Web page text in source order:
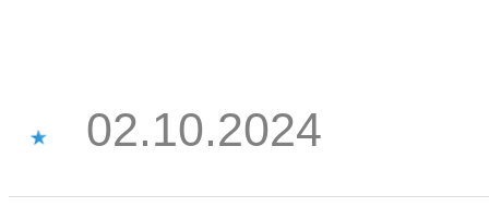
02.10.2024